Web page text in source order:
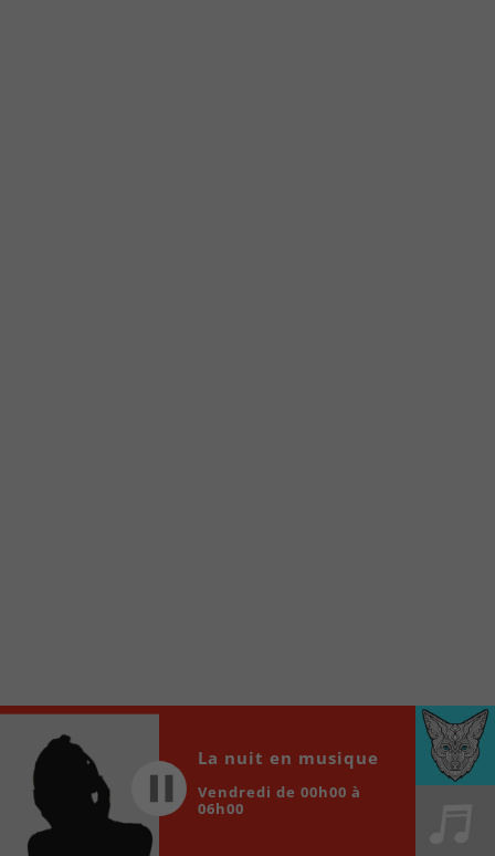
Player
00:00
La nuit en musique
Vendredi de 00h00 à
06h00